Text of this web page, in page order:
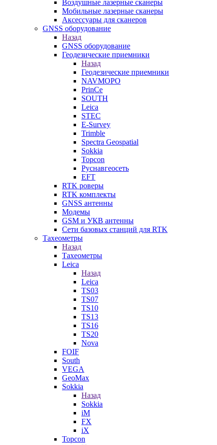
Воздушные лазерные сканеры
Мобильные лазерные сканеры
Аксессуары для сканеров
GNSS оборудование
Назад
GNSS оборудование
Геодезические приемники
Назад
Геодезические приемники
NAVMOPO
PrinCe
SOUTH
Leica
STEC
E-Survey
Trimble
Spectra Geospatial
Sokkia
Topcon
Руснавгеосеть
EFT
RTK роверы
RTK комплекты
GNSS антенны
Модемы
GSM и УКВ антенны
Сети базовых станций для RTK
Тахеометры
Назад
Тахеометры
Leica
Назад
Leica
TS03
TS07
TS10
TS13
TS16
TS20
Nova
FOIF
South
VEGA
GeoMax
Sokkia
Назад
Sokkia
iM
FX
iX
Topcon